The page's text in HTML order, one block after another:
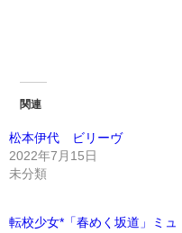
関連
松本伊代 ビリーヴ
2022年7月15日
未分類
転校少女*「春めく坂道」ミュ